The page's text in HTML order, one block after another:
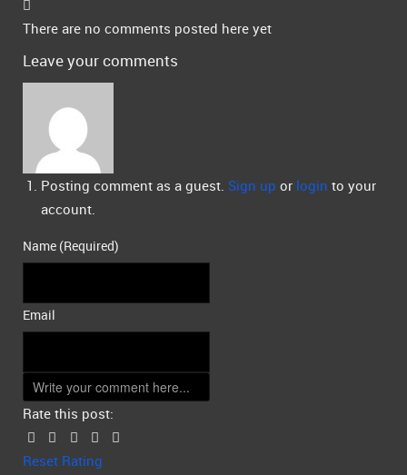
There are no comments posted here yet
Leave your comments
Posting comment as a guest. Sign up or login to your
account.
Name (Required)
Email
Rate this post:
Reset Rating